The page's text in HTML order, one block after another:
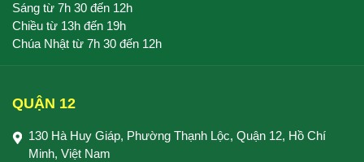
Sáng từ 7h 30 đến 12h
Chiều từ 13h đến 19h
Chúa Nhật từ 7h 30 đến 12h
QUẬN 12
130 Hà Huy Giáp, Phường Thạnh Lộc, Quận 12, Hồ Chí
Minh, Việt Nam